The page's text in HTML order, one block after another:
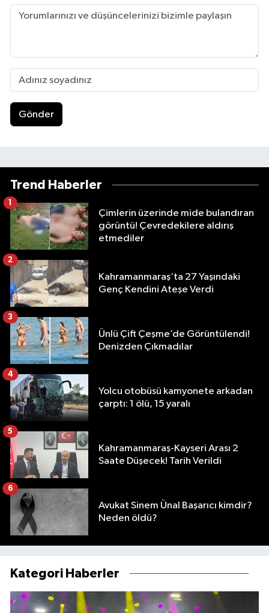
Gönder
Trend Haberler
Çimlerin üzerinde mide bulandıran
görüntü! Çevredekilere aldırış
etmediler
1
Kahramanmaraş’ta 27 Yaşındaki
Genç Kendini Ateşe Verdi
2
Ünlü Çift Çeşme’de Görüntülendi!
Denizden Çıkmadılar
3
Yolcu otobüsü kamyonete arkadan
çarptı: 1 ölü, 15 yaralı
4
Kahramanmaraş-Kayseri Arası 2
Saate Düşecek! Tarih Verildi
5
Avukat Sinem Ünal Başarıcı kimdir?
Neden öldü?
6
Kategori Haberler